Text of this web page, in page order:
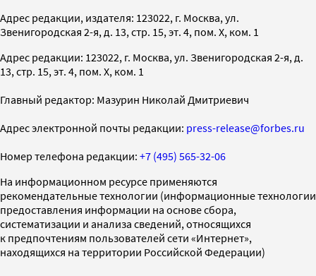
Адрес редакции, издателя: 123022, г. Москва, ул.
Звенигородская 2-я, д. 13, стр. 15, эт. 4, пом. X, ком. 1
Адрес редакции: 123022, г. Москва, ул. Звенигородская 2-я, д.
13, стр. 15, эт. 4, пом. X, ком. 1
Главный редактор: Мазурин Николай Дмитриевич
Адрес электронной почты редакции: press-release@forbes.ru
Номер телефона редакции: +7 (495) 565-32-06
На информационном ресурсе применяются
рекомендательные технологии (информационные технологии
предоставления информации на основе сбора,
систематизации и анализа сведений, относящихся
к предпочтениям пользователей сети «Интернет»,
находящихся на территории Российской Федерации)